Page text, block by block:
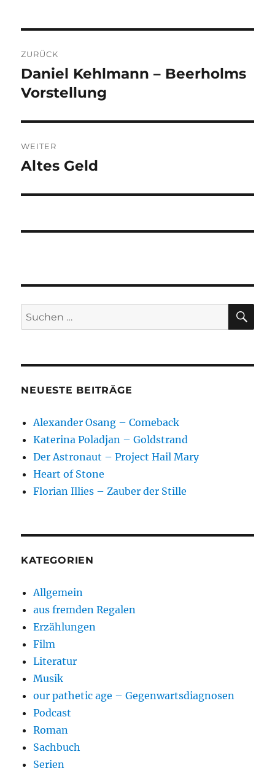
ZURÜCK
Vorheriger
Beitrag:
Daniel Kehlmann – Beerholms
Vorstellung
WEITER
Nächster
Altes Geld
Suchen
nach:
NEUESTE BEITRÄGE
Alexander Osang – Comeback
Katerina Poladjan – Goldstrand
Der Astronaut – Project Hail Mary
Heart of Stone
Florian Illies – Zauber der Stille
KATEGORIEN
Allgemein
aus fremden Regalen
Erzählungen
Film
Literatur
Musik
our pathetic age – Gegenwartsdiagnosen
Podcast
Roman
Sachbuch
Serien